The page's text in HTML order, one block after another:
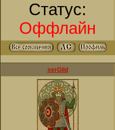
Статус:
Оффлайн
serGild